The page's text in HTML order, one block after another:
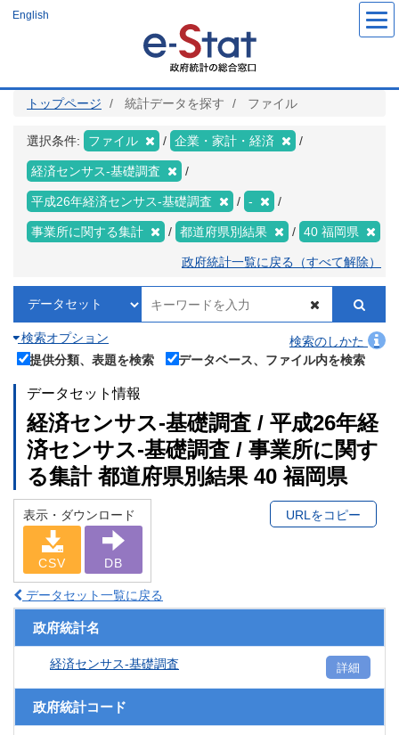
ツ
English
トップページ 統計データを探す ファイル
選択条件: ファイル 企業・家計・経済
経済センサス‐基礎調査
平成26年経済センサス‐基礎調査 -
事業所に関する集計 都道府県別結果 40 福岡県
政府統計一覧に戻る（すべて解除）
検索オプション
検索のしかた
提供分類、表題を検索
データベース、ファイル内を検索
データセット情報
経済センサス‐基礎調査 / 平成26年経
済センサス‐基礎調査 / 事業所に関す
る集計 都道府県別結果 40 福岡県
表示・ダウンロード
CSV DB
URLをコピー
データセット一覧に戻る
政府統計名
経済センサス‐基礎調査 詳細
政府統計コード